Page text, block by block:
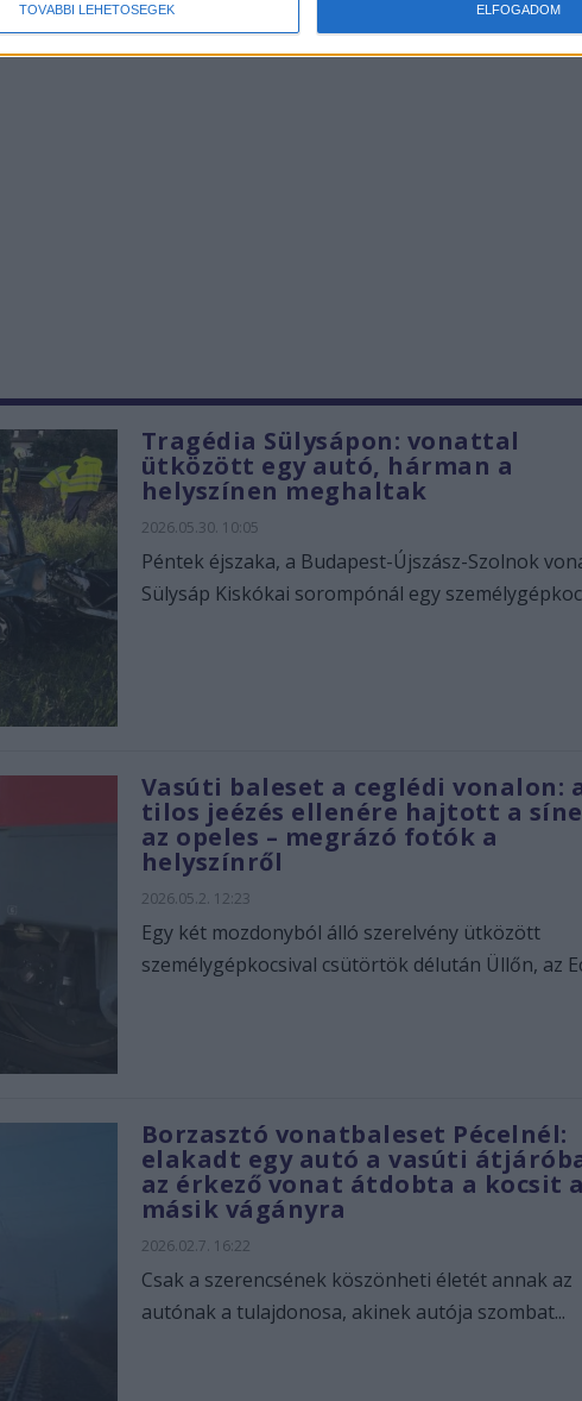
TOVÁBBI LEHETŐSÉGEK ELFOGADOM
Tragédia Sülysápon: vonattal
ütközött egy autó, hárman a
helyszínen meghaltak
2026.05.30. 10:05
Péntek éjszaka, a Budapest-Újszász-Szolnok
Sülysáp Kiskókai sorompónál egy
Vasúti baleset a ceglédi vonalon:
tilos jeézés ellenére hajtott a
az opeles – megrázó fotók a
helyszínről
2026.05.2. 12:23
Egy két mozdonyból álló szerelvény ütközött
személygépkocsival csütörtök délután Üllőn, az
Borzasztó vonatbaleset Pécelnél:
elakadt egy autó a vasúti
az érkező vonat átdobta a kocsit a
másik vágányra
2026.02.7. 16:22
Csak a szerencsének köszönheti életét annak az
autónak a tulajdonosa, akinek autója szombat...